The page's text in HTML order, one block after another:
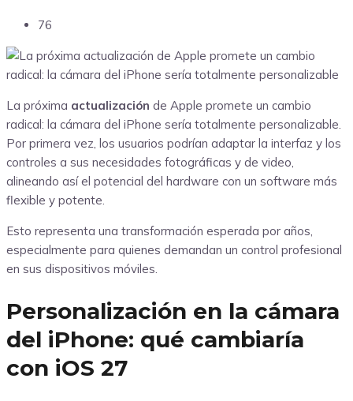
76
La próxima actualización de Apple promete un cambio
radical: la cámara del iPhone sería totalmente personalizable.
Por primera vez, los usuarios podrían adaptar la interfaz y los
controles a sus necesidades fotográficas y de video,
alineando así el potencial del hardware con un software más
flexible y potente.
Esto representa una transformación esperada por años,
especialmente para quienes demandan un control profesional
en sus dispositivos móviles.
Personalización en la cámara
del iPhone: qué cambiaría
con iOS 27